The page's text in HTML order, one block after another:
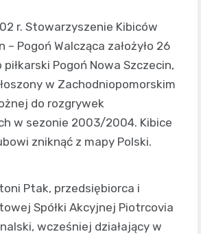
r. Stowarzyszenie Kibiców
– Pogoń Walcząca założyło 26
Pogoń Nowa Szczecin,
w Zachodniopomorskim
do rozgrywek
w sezonie 2003/2004. Kibice
zniknąć z mapy Polski.
Ptak, przedsiębiorca i
Spółki Akcyjnej Piotrcovia
wcześniej działający w